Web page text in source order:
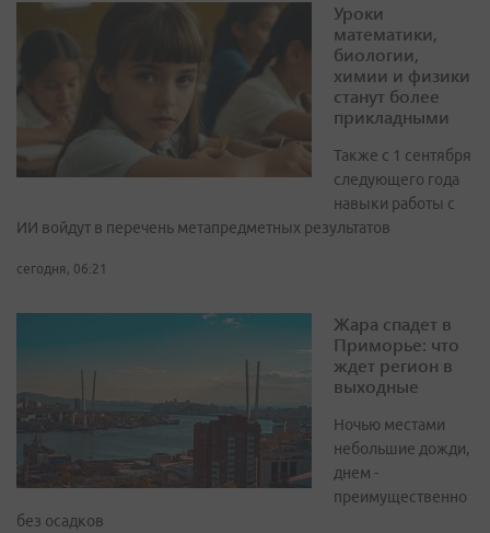
Уроки
математики,
биологии,
химии и физики
станут более
прикладными
Также с 1 сентября
следующего года
навыки работы с
ИИ войдут в перечень метапредметных результатов
сегодня, 06:21
Жара спадет в
Приморье: что
ждет регион в
выходные
Ночью местами
небольшие дожди,
днем -
преимущественно
без осадков